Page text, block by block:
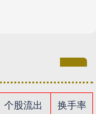
个股流出
换手率